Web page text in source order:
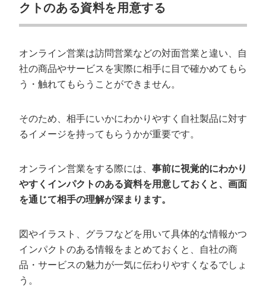
クトのある資料を用意する
オンライン営業は訪問営業などの対面営業と違い、自
社の商品やサービスを実際に相手に目で確かめてもら
う・触れてもらうことができません。
そのため、相手にいかにわかりやすく自社製品に対す
るイメージを持ってもらうかが重要です。
オンライン営業をする際には、 事前に視覚的にわかり
やすくインパクトのある資料を用意しておくと、画面
を通じて相手の理解が深まります。
図やイラスト、グラフなどを用いて具体的な情報かつ
インパクトのある情報をまとめておくと、自社の商
品・サービスの魅力が一気に伝わりやすくなるでしょ
う。